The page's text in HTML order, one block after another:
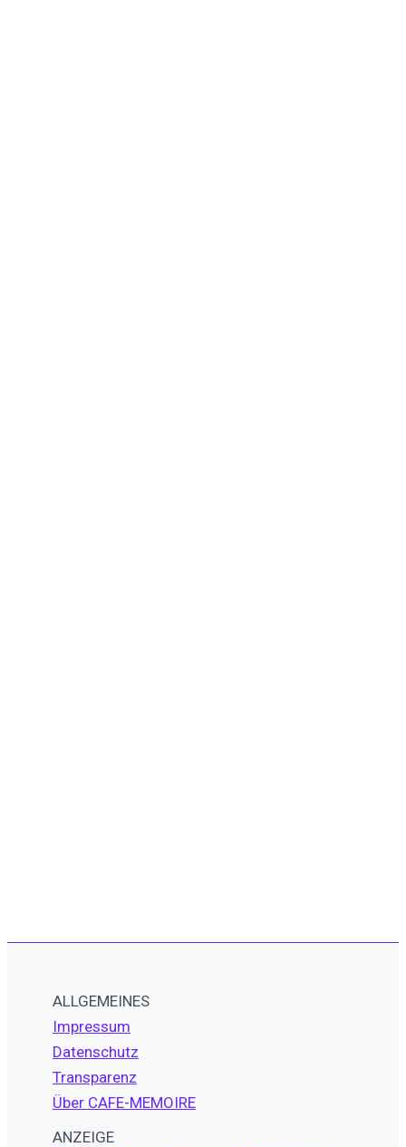
ALLGEMEINES
Impressum
Datenschutz
Transparenz
Über CAFE-MEMOIRE
ANZEIGE